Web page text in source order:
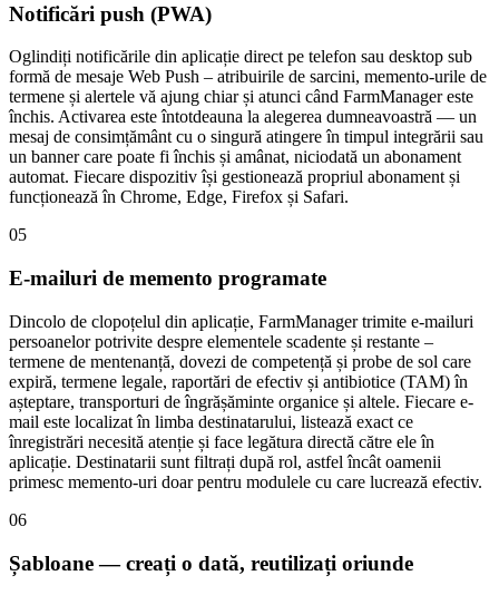
Notificări push (PWA)
Oglindiți notificările din aplicație direct pe telefon sau desktop sub
formă de mesaje Web Push – atribuirile de sarcini, memento-urile de
termene și alertele vă ajung chiar și atunci când FarmManager este
închis. Activarea este întotdeauna la alegerea dumneavoastră — un
mesaj de consimțământ cu o singură atingere în timpul integrării sau
un banner care poate fi închis și amânat, niciodată un abonament
automat. Fiecare dispozitiv își gestionează propriul abonament și
funcționează în Chrome, Edge, Firefox și Safari.
05
E-mailuri de memento programate
Dincolo de clopoțelul din aplicație, FarmManager trimite e-mailuri
persoanelor potrivite despre elementele scadente și restante –
termene de mentenanță, dovezi de competență și probe de sol care
expiră, termene legale, raportări de efectiv și antibiotice (TAM) în
așteptare, transporturi de îngrășăminte organice și altele. Fiecare e-
mail este localizat în limba destinatarului, listează exact ce
înregistrări necesită atenție și face legătura directă către ele în
aplicație. Destinatarii sunt filtrați după rol, astfel încât oamenii
primesc memento-uri doar pentru modulele cu care lucrează efectiv.
06
Șabloane — creați o dată, reutilizați oriunde